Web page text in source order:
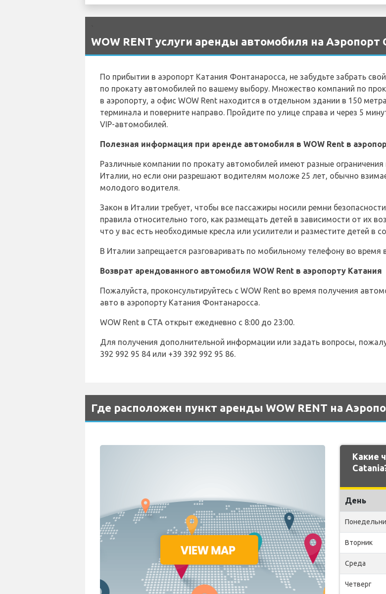
WOW RENT услуги аренды автомобиля на Аэропорт
По прибытии в аэропорт Катания Фонтанаросса, не забудьте забрать
по прокату автомобилей по вашему выбору. Множество компаний по
в аэропорту, а офис WOW Rent находится в отдельном здании в 150
терминала и поверните направо. Пройдите по улице справа и через 5
VIP-автомобилей.
Полезная информация при аренде автомобиля в WOW Rent в
Различные компании по прокату автомобилей имеют разные
Италии, но если они разрешают водителям моложе 25 лет, обычно
молодого водителя.
Закон в Италии требует, чтобы все пассажиры носили ремни
правила относительно того, как размещать детей в зависимости от их
что у вас есть необходимые кресла или усилители и разместите детей в
В Италии запрещается разговаривать по мобильному телефону во время
Возврат арендованного автомобиля WOW Rent в аэропорту Катания
Пожалуйста, проконсультируйтесь с WOW Rent во время получения
авто в аэропорту Катания Фонтанаросса.
WOW Rent в CTA открыт ежедневно с 8:00 до 23:00.
Для получения дополнительной информации или задать вопросы,
392 992 95 84 или +39 392 992 95 86.
Где расположен пункт аренды WOW RENT на
Какие
День
Вторник
Среда
Четверг